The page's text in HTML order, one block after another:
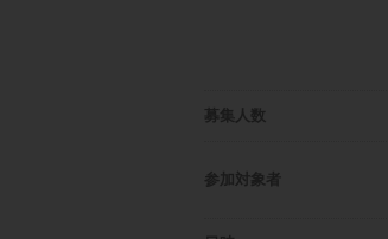
募集人数
参加対象者